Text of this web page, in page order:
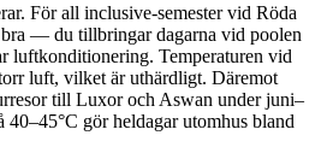
För all inclusive-semester vid Röda
bra — du tillbringar dagarna vid poolen
luftkonditionering. Temperaturen vid
luft, vilket är uthärdligt. Däremot
till Luxor och Aswan under juni–
gör heldagar utomhus bland